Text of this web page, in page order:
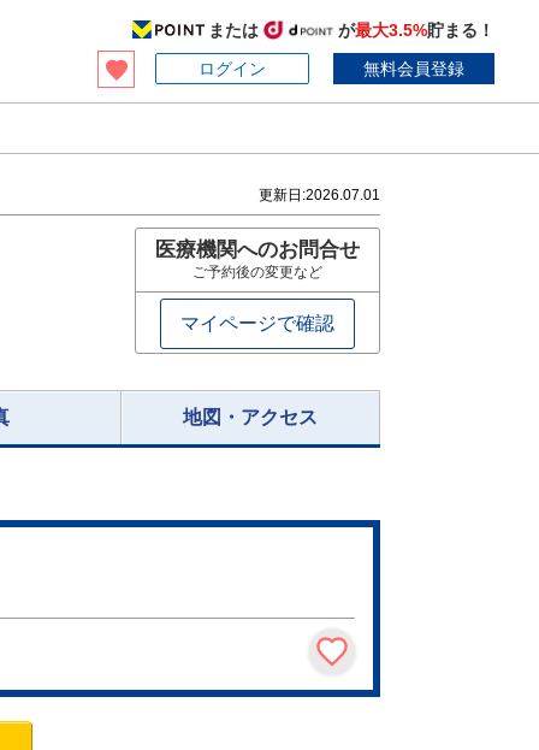
または が最大3.5%貯まる！
ログイン
無料会員登録
更新日:2026.07.01
医療機関へのお問合せ
ご予約後の変更など
マイページで確認
地図・アクセス